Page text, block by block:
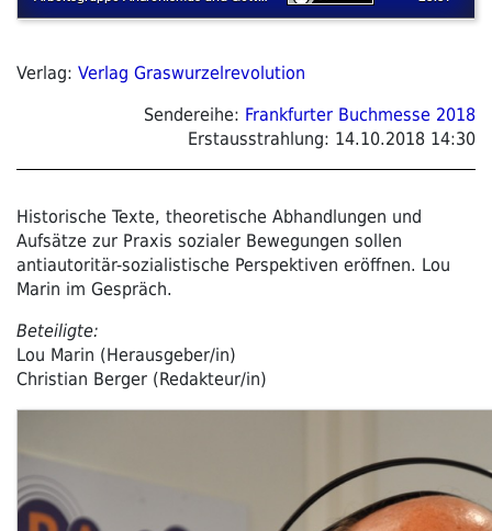
Verlag: Verlag Graswurzelrevolution
Sendereihe: Frankfurter Buchmesse 2018
Erstausstrahlung: 14.10.2018 14:30
Historische Texte, theoretische Abhandlungen und
Aufsätze zur Praxis sozialer Bewegungen sollen
antiautoritär-sozialistische Perspektiven eröffnen. Lou
Marin im Gespräch.
Beteiligte:
Lou Marin (Herausgeber/in)
Christian Berger (Redakteur/in)